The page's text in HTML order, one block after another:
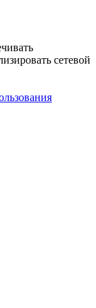
сетевой